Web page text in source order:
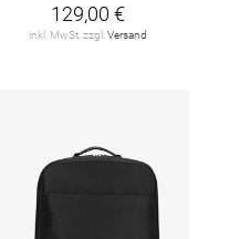
129,00 €
inkl. MwSt. zzgl.Versand